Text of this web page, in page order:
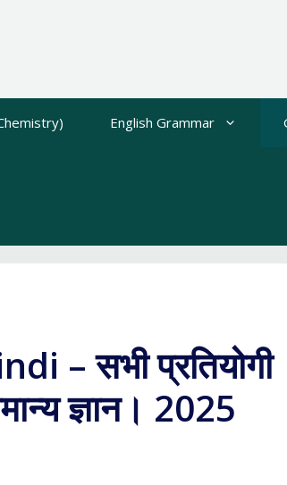
English Grammar
– सभी प्रतियोगी
ज्ञान। 2025